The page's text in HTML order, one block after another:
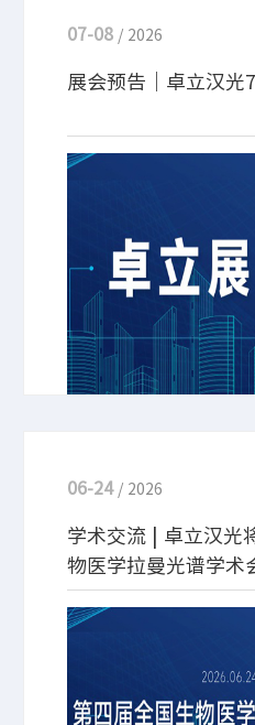
07-08 / 2026
展会预告｜卓立汉光
2026年下半年迎来多场光
06-24 / 2026
学术交流 | 卓立汉光
物医学拉曼光谱学术
“第四届全国生物医学拉
谱、超快光谱等系列产品